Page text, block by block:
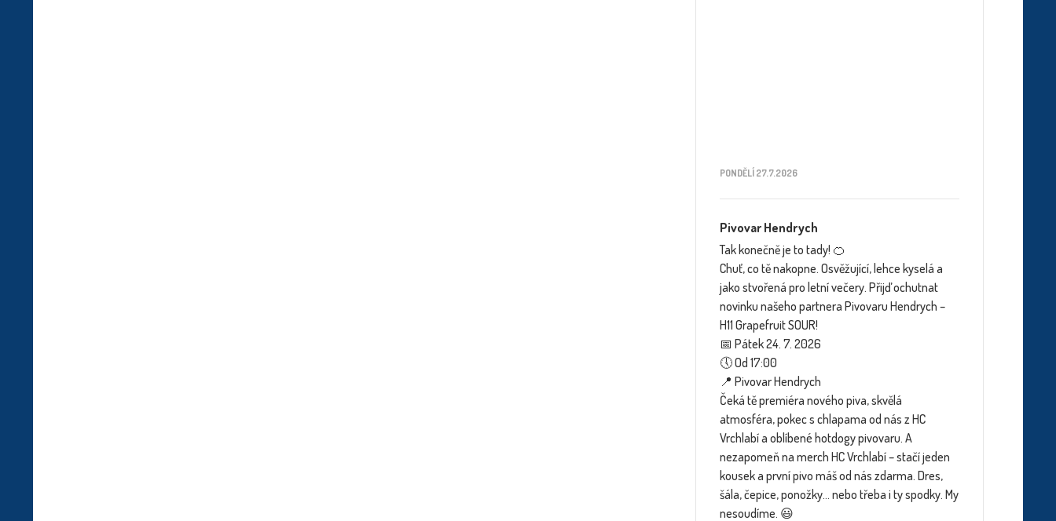
PONDĚLÍ 27.7.2026
Pivovar Hendrych
Tak konečně je to tady! 🍊
Chuť, co tě nakopne. Osvěžující, lehce kyselá a
jako stvořená pro letní večery. Přijď ochutnat
novinku našeho partnera Pivovaru Hendrych –
H11 Grapefruit SOUR!
📅 Pátek 24. 7. 2026
🕔 Od 17:00
📍 Pivovar Hendrych
Čeká tě premiéra nového piva, skvělá
atmosféra, pokec s chlapama od nás z HC
Vrchlabí a oblíbené hotdogy pivovaru. A
nezapomeň na merch HC Vrchlabí – stačí jeden
kousek a první pivo máš od nás zdarma. Dres,
šála, čepice, ponožky… nebo třeba i ty spodky. My
nesoudíme. 😃